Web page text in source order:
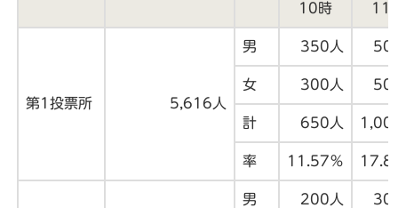
10時
11
第1投票所 5,616人
男 350人
女 300人
計 650人
率 11.57％
男 200人